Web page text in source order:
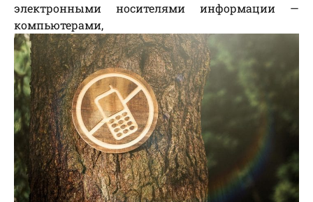
электронными носителями информации —
компьютерами,